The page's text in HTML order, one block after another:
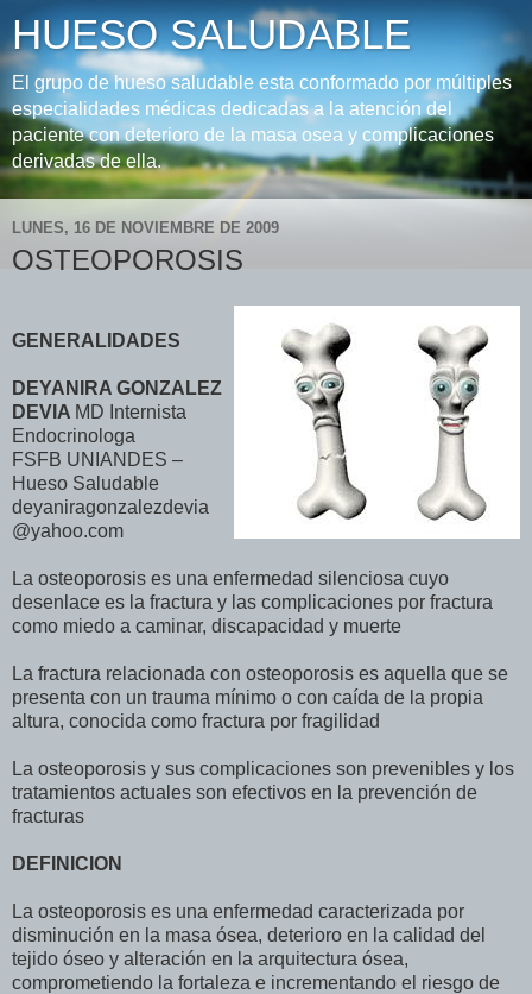
HUESO SALUDABLE
El grupo de hueso saludable esta conformado por múltiples
especialidades médicas dedicadas a la atención del
paciente con deterioro de la masa osea y complicaciones
derivadas de ella.
LUNES, 16 DE NOVIEMBRE DE 2009
OSTEOPOROSIS
GENERALIDADES
DEYANIRA GONZALEZ
DEVIA MD Internista
Endocrinologa
FSFB UNIANDES –
Hueso Saludable
deyaniragonzalezdevia
@yahoo.com
La osteoporosis es una enfermedad silenciosa cuyo
desenlace es la fractura y las complicaciones por fractura
como miedo a caminar, discapacidad y muerte
La fractura relacionada con osteoporosis es aquella que se
presenta con un trauma mínimo o con caída de la propia
altura, conocida como fractura por fragilidad
La osteoporosis y sus complicaciones son prevenibles y los
tratamientos actuales son efectivos en la prevención de
fracturas
DEFINICION
La osteoporosis es una enfermedad caracterizada por
disminución en la masa ósea, deterioro en la calidad del
tejido óseo y alteración en la arquitectura ósea,
comprometiendo la fortaleza e incrementando el riesgo de